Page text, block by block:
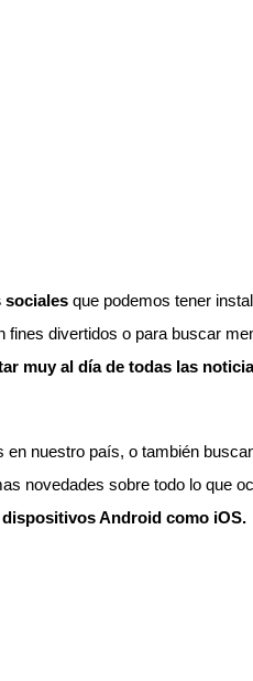
sociales que podemos tener
fines divertidos o para buscar
muy al día de todas las
en nuestro país, o también
novedades sobre todo lo que
Android como iOS.